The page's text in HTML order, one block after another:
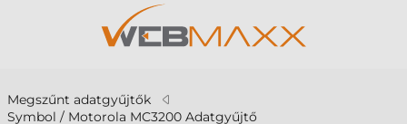
Megszűnt adatgyűjtők
Symbol / Motorola MC3200 Adatgyűjtő